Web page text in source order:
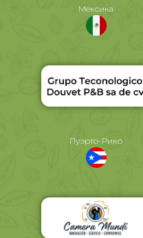
Мексика
Пуэрто-Рико